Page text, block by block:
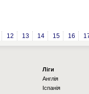
12 13 14 15 16
Ліги
Англія
Іспанія